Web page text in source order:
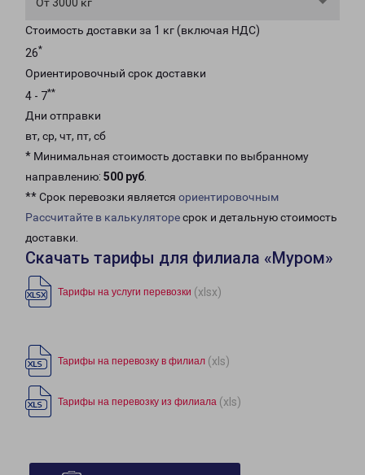
Стоимость доставки за 1 кг (включая НДС)
26*
Ориентировочный срок доставки
4 - 7**
Дни отправки
вт, ср, чт, пт, сб
* Минимальная стоимость доставки по выбранному
направлению: 500 руб.
** Срок перевозки является ориентировочным
Рассчитайте в калькуляторесрок и детальную стоимость
доставки.
Скачать тарифы для филиала «Муром»
Тарифы на услуги перевозки (xlsx)
Тарифы на перевозку в филиал (xls)
Тарифы на перевозку из филиала (xls)